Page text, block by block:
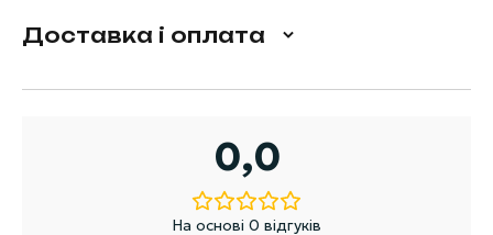
Доставка і оплата
0,0
На основі 0 відгуків